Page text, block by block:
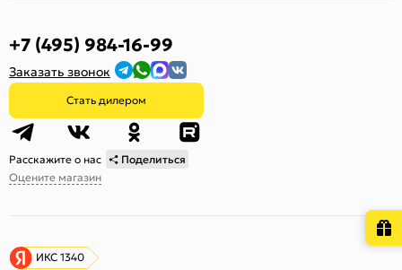
+7 (495) 984-16-99
Заказать звонок
Стать дилером
Расскажите о нас
Поделиться
Оцените магазин
ИКС 1340